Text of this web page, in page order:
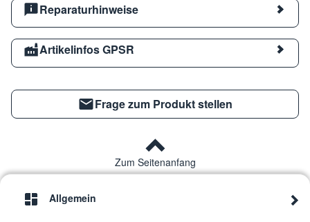
Reparaturhinweise
Artikelinfos GPSR
Frage zum Produkt stellen
Zum Seitenanfang
Allgemein